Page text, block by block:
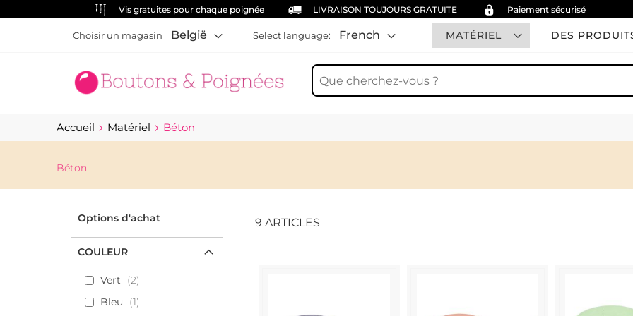
Vis gratuites pour chaque poignée LIVRAISON TOUJOURS GRATUITE Paiement sécurisé
MATÉRIEL DES
Choisir un magasin België Select language: French
Chercher
Accueil Matériel Béton
Béton
9 ARTICLES
Options d'achat
COULEUR
Vert
2
Bleu
1